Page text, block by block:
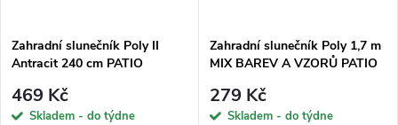
Zahradní slunečník Poly II
Antracit 240 cm PATIO
469 Kč
Skladem - do týdne
Zahradní slunečník Poly 1,7 m
MIX BAREV A VZORŮ PATIO
279 Kč
Skladem - do týdne